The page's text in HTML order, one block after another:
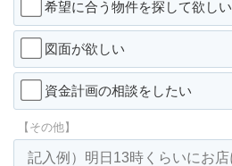
希望に合う物件を探して欲しい
図面が欲しい
資金計画の相談をしたい
【その他】